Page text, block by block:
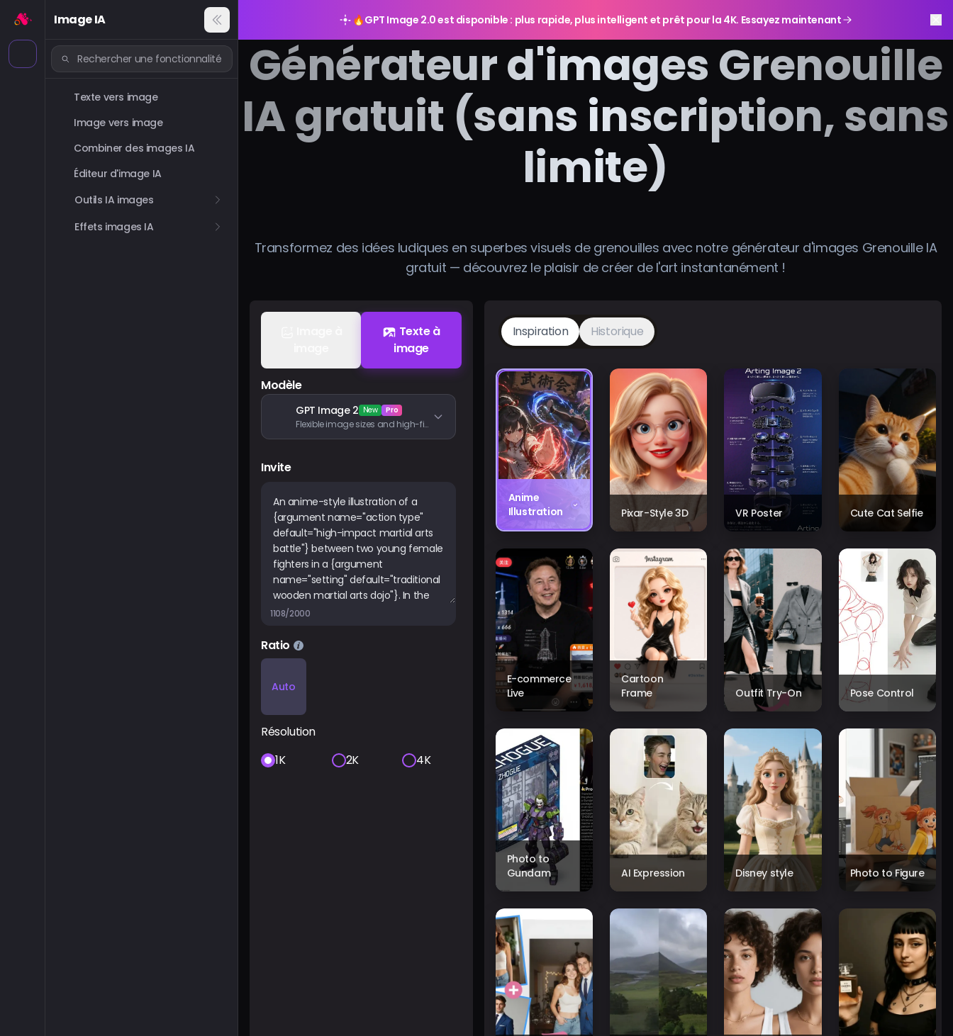
Image IA
Texte vers image
Image vers image
Combiner des images IA
Éditeur d'image IA
Outils IA images
Effets images IA
🔥GPT Image 2.0 est disponible : plus rapide, plus intelligent et prêt pour la 4K. Essayez maintenant
Générateur d'images Grenouille
IA gratuit (sans inscription, sans
limite)
Transformez des idées ludiques en superbes visuels de grenouilles avec notre générateur d'images Grenouille IA
gratuit — découvrez le plaisir de créer de l'art instantanément !
Texte à
image
Modèle
GPT Image 2 New Pro
Flexible image sizes and high-fidelity image inputs
Invite
1108/2000
Ratio
Auto
Résolution
1K
2K 4K
Inspiration Historique
Anime
Illustration
Pixar-Style 3D VR Poster Cute Cat Selfie
E-commerce
Live
Cartoon
Frame
Outfit Try-On Pose Control
Photo to
Gundam
AI Expression Disney style Photo to Figure